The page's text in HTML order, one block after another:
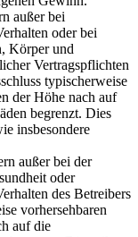
außer bei
oder bei
Körper und
Vertragspflichten
typischerweise
der Höhe nach auf
begrenzt. Dies
insbesondere
außer bei der
oder
des Betreibers
vorhersehbaren
auf die